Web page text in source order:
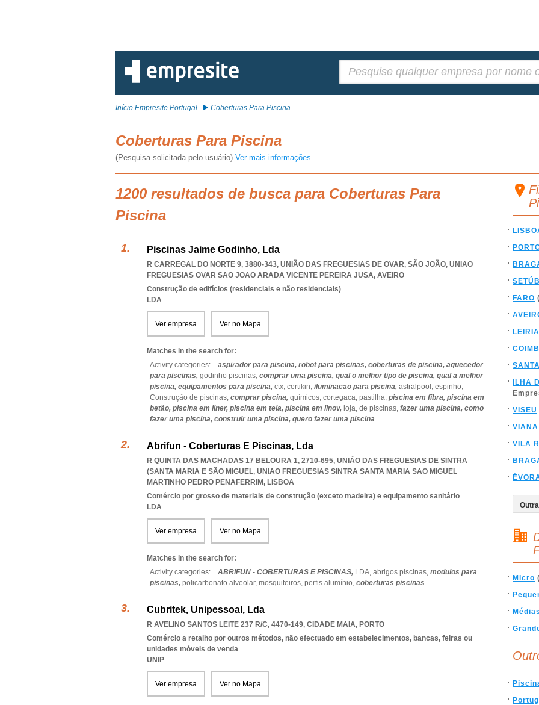
Início Empresite Portugal Coberturas Para Piscina
Coberturas Para Piscina
(Pesquisa solicitada pelo usuário) Ver mais informações
1200 resultados de busca para Coberturas Para
Piscina
Piscinas Jaime Godinho, Lda
R CARREGAL DO NORTE 9, 3880-343, UNIÃO DAS FREGUESIAS DE OVAR, SÃO JOÃO, UNIAO
FREGUESIAS OVAR SAO JOAO ARADA VICENTE PEREIRA JUSA, AVEIRO
Construção de edifícios (residenciais e não residenciais)
LDA
Ver empresa Ver no Mapa
Matches in the search for:
Activity categories: ...aspirador para piscina, robot para piscinas, coberturas de piscina, aquecedor
para piscinas, godinho piscinas, comprar uma piscina, qual o melhor tipo de piscina, qual a melhor
piscina, equipamentos para piscina, ctx, certikin, iluminacao para piscina, astralpool, espinho,
Construção de piscinas, comprar piscina, químicos, cortegaca, pastilha, piscina em fibra, piscina em
betão, piscina em liner, piscina em tela, piscina em linov, loja, de piscinas, fazer uma piscina, como
fazer uma piscina, construir uma piscina, quero fazer uma piscina...
Abrifun - Coberturas E Piscinas, Lda
R QUINTA DAS MACHADAS 17 BELOURA 1, 2710-695, UNIÃO DAS FREGUESIAS DE SINTRA
(SANTA MARIA E SÃO MIGUEL, UNIAO FREGUESIAS SINTRA SANTA MARIA SAO MIGUEL
MARTINHO PEDRO PENAFERRIM, LISBOA
Comércio por grosso de materiais de construção (exceto madeira) e equipamento sanitário
LDA
Ver empresa Ver no Mapa
Matches in the search for:
Activity categories: ...ABRIFUN - COBERTURAS E PISCINAS, LDA, abrigos piscinas, modulos para
piscinas, policarbonato alveolar, mosquiteiros, perfis alumínio, coberturas piscinas...
Cubritek, Unipessoal, Lda
R AVELINO SANTOS LEITE 237 R/C, 4470-149, CIDADE MAIA, PORTO
Comércio a retalho por outros métodos, não efectuado em estabelecimentos, bancas, feiras ou
unidades móveis de venda
UNIP
Ver empresa Ver no Mapa
FARO
LEIRIA
ILHA
VISEU
VILA
Micro
Médias